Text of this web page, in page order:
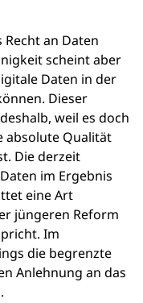
an Daten
scheint aber
Daten in der
Dieser
weil es doch
absolute Qualität
Die derzeit
im Ergebnis
eine Art
jüngeren Reform
Im
die begrenzte
Anlehnung an das